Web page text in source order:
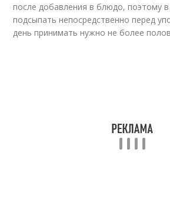
после добавления в блюдо, поэтому в
подсыпать непосредственно перед
день принимать нужно не более